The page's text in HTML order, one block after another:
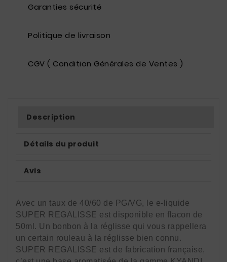
Garanties sécurité
Politique de livraison
CGV ( Condition Générales de Ventes )
Description
Détails du produit
Avis
Avec un taux de 40/60 de PG/VG, le e-liquide
SUPER REGALISSE est disponible en flacon de
50ml. Un bonbon à la réglisse qui vous rappellera
un certain rouleau à la réglisse bien connu.
SUPER REGALISSE est de fabrication française,